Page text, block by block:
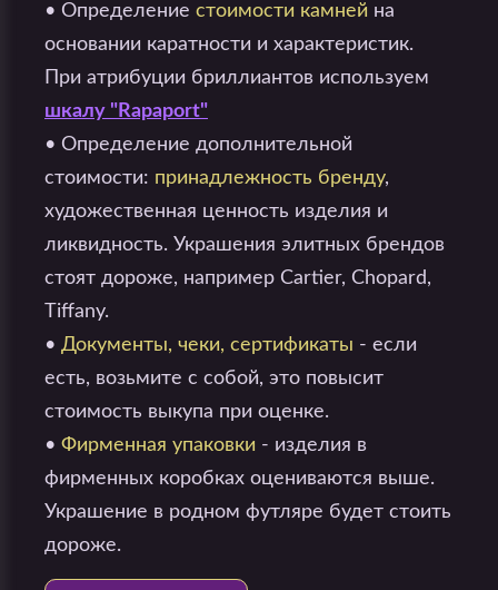
• Определение стоимости камней на
основании каратности и характеристик.
При атрибуции бриллиантов используем
шкалу "Rapaport"
• Определение дополнительной
стоимости: принадлежность бренду,
художественная ценность изделия и
ликвидность. Украшения элитных брендов
стоят дороже, например Cartier, Chopard,
Tiffany.
• Документы, чеки, сертификаты - если
есть, возьмите с собой, это повысит
стоимость выкупа при оценке.
• Фирменная упаковки - изделия в
фирменных коробках оцениваются выше.
Украшение в родном футляре будет стоить
дороже.